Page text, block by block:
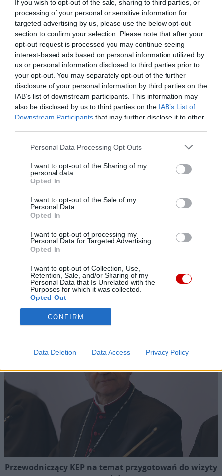
If you wish to opt-out of the sale, sharing to third parties, or
processing of your personal or sensitive information for
targeted advertising by us, please use the below opt-out
section to confirm your selection. Please note that after your
opt-out request is processed you may continue seeing
interest-based ads based on personal information utilized by
us or personal information disclosed to third parties prior to
your opt-out. You may separately opt-out of the further
disclosure of your personal information by third parties on the
IAB’s list of downstream participants. This information may
also be disclosed by us to third parties on the IAB’s List of
Downstream Participants that may further disclose it to other
Personal Data Processing Opt Outs
I want to opt-out of the Sharing of my
personal data.
Opted In
I want to opt-out of the Sale of my
Personal Data.
Opted In
I want to opt-out of processing my
Personal Data for Targeted Advertising.
Opted In
I want to opt-out of Collection, Use,
Retention, Sale, and/or Sharing of my
Personal Data that Is Unrelated with the
Purposes for which it was collected.
Opted Out
CONFIRM
Data Deletion Data Access Privacy Policy
Kard. Sarah: Obrzędów nie można arbitralnie znosić
Kard. Ryś o kardynale Macharskim
Przewodniczący KEP na temat przygotowań do wizyty